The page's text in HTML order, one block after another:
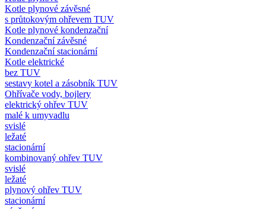
Kotle plynové závěsné
s průtokovým ohřevem TUV
Kotle plynové kondenzační
Kondenzační závěsné
Kondenzační stacionární
Kotle elektrické
bez TUV
sestavy kotel a zásobník TUV
Ohřívače vody, bojlery
elektrický ohřev TUV
malé k umyvadlu
svislé
ležaté
stacionární
kombinovaný ohřev TUV
svislé
ležaté
plynový ohřev TUV
stacionární